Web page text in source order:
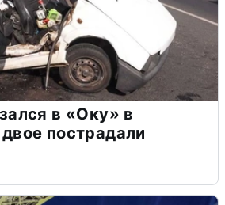
в «Оку» в
пострадали